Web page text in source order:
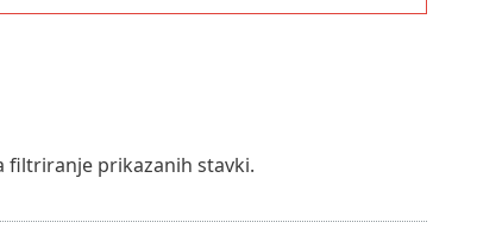
filtriranje prikazanih stavki.